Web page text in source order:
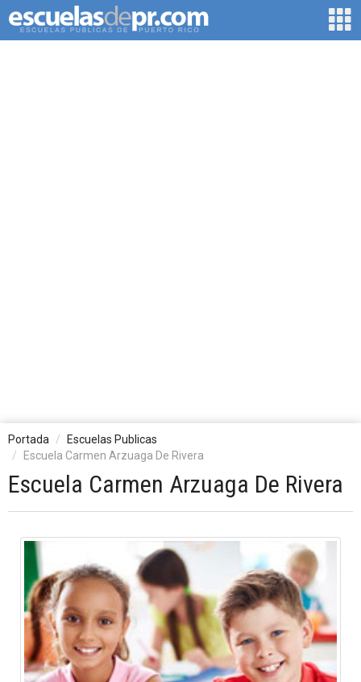
Portada
Escuelas Publicas
Escuela Carmen Arzuaga De Rivera
Escuela Carmen Arzuaga De Rivera